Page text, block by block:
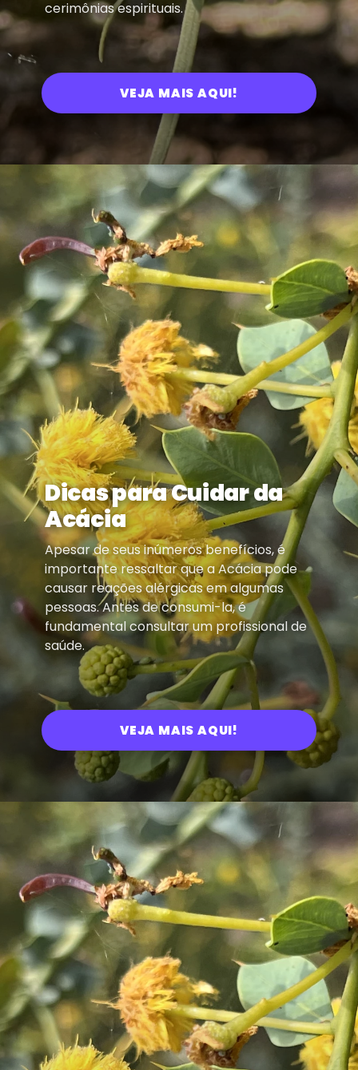
cerimônias espirituais.
VEJA MAIS AQUI!
Dicas para Cuidar da
Acácia
Apesar de seus inúmeros benefícios, é
importante ressaltar que a Acácia pode
causar reações alérgicas em algumas
pessoas. Antes de consumi-la, é
fundamental consultar um profissional de
saúde.
VEJA MAIS AQUI!